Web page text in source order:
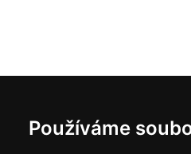
Používáme